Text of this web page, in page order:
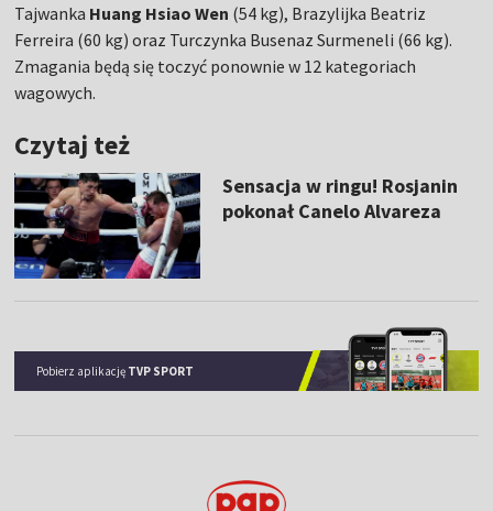
Tajwanka Huang Hsiao Wen (54 kg), Brazylijka Beatriz
Ferreira (60 kg) oraz Turczynka Busenaz Surmeneli (66 kg).
Zmagania będą się toczyć ponownie w 12 kategoriach
wagowych.
Czytaj też
Sensacja w ringu! Rosjanin
pokonał Canelo Alvareza
Pobierz aplikację TVP SPORT